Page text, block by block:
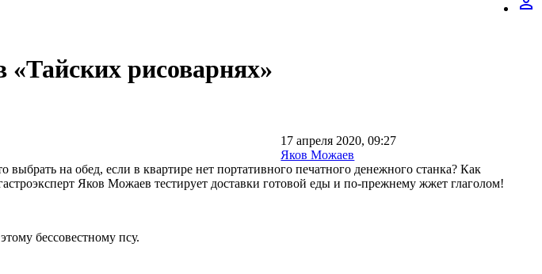
рисоварнях»
17 апреля 2020, 09:27
Яков Можаев
на обед, если в квартире нет портативного печатного денежного станка? Как
Яков Можаев тестирует доставки готовой еды и по-прежнему жжет глаголом!
бессовестному псу.